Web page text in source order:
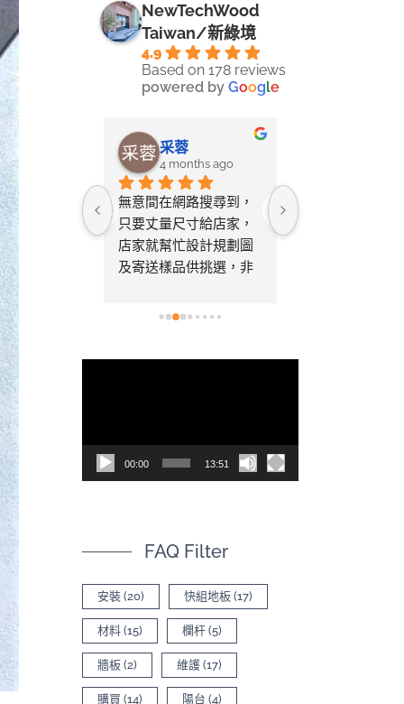
NewTechWood
Taiwan/新綠境
4.9
Based on 178 reviews
powered by Google
ago
級，很棒
，大推！
采蓉
4 months ago
無意間在網路搜尋到，
只要丈量尺寸給店家，
店家就幫忙設計規劃圖
及寄送樣品供挑選，非
裝也非常容易，鋪完之
放
00:00 13:51
FAQ Filter
安裝 (20) 快組地板 (17)
材料 (15) 欄杆 (5)
牆板 (2) 維護 (17)
購買 (14) 陽台 (4)